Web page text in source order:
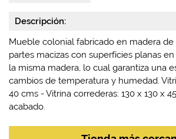
Descripción:
Mueble colonial fabricado en madera
partes macizas con superfícies planas
la misma madera, lo cual garantiza una
cambios de temperatura y humedad.
40 cms - Vitrina correderas: 130 x 130 x
acabado.